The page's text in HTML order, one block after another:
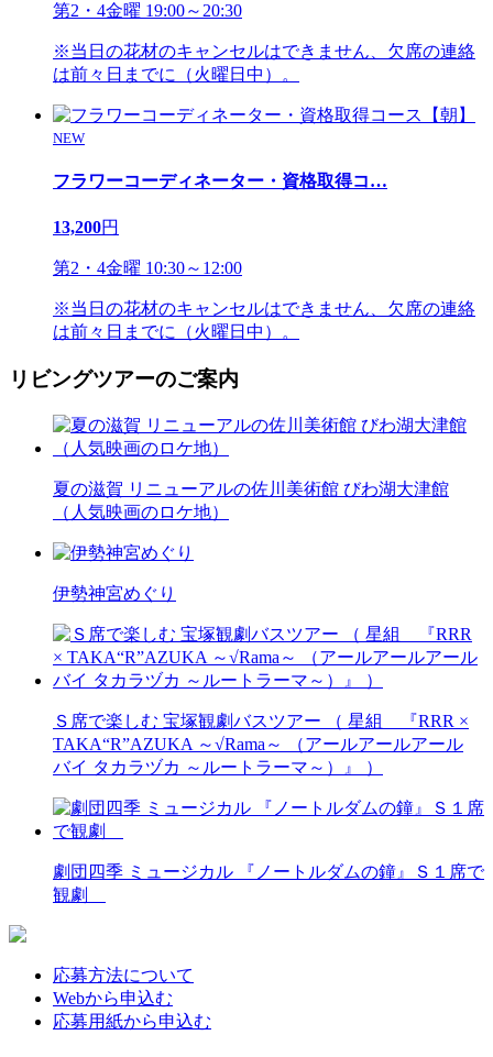
第2・4金曜 19:00～20:30
※当日の花材のキャンセルはできません、欠席の連絡
は前々日までに（火曜日中）。
NEW
フラワーコーディネーター・資格取得コ…
13,200円
第2・4金曜 10:30～12:00
※当日の花材のキャンセルはできません、欠席の連絡
は前々日までに（火曜日中）。
リビングツアーのご案内
夏の滋賀 リニューアルの佐川美術館 びわ湖大津館
（人気映画のロケ地）
伊勢神宮めぐり
Ｓ席で楽しむ 宝塚観劇バスツアー （ 星組 『RRR ×
TAKA“R”AZUKA ～√Rama～ （アールアールアール
バイ タカラヅカ ～ルートラーマ～）』 ）
劇団四季 ミュージカル 『ノートルダムの鐘』Ｓ１席で
観劇
応募方法について
Webから申込む
応募用紙から申込む